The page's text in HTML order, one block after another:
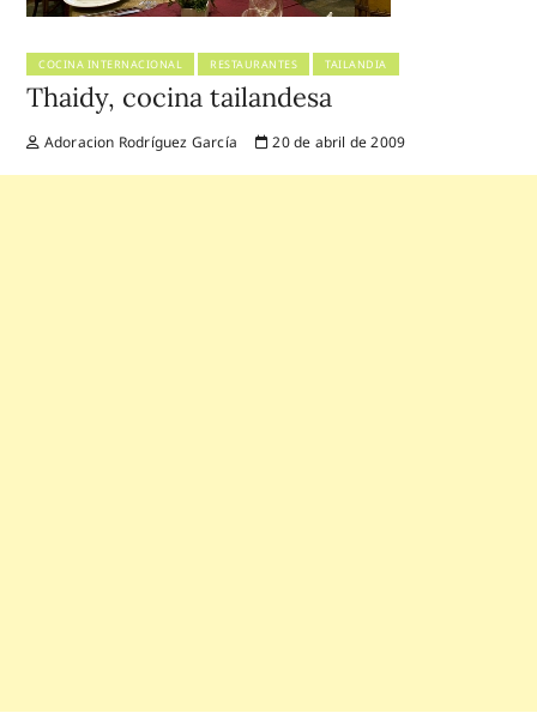
COCINA INTERNACIONAL RESTAURANTES TAILANDIA
Thaidy, cocina tailandesa
Adoracion Rodríguez García 20 de abril de 2009